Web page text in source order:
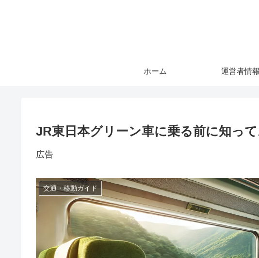
ホーム 運営者情報
JR東日本グリーン車に乗る前に知っ
広告
交通・移動ガイド